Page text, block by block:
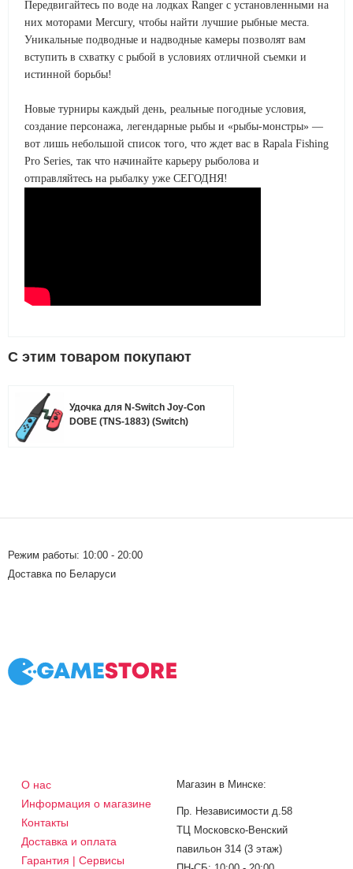
Передвигайтесь по воде на лодках Ranger с установленными на
них моторами Mercury, чтобы найти лучшие рыбные места.
Уникальные подводные и надводные камеры позволят вам
вступить в схватку с рыбой в условиях отличной съемки и
истинной борьбы!
Новые турниры каждый день, реальные погодные условия,
создание персонажа, легендарные рыбы и «рыбы-монстры» —
вот лишь небольшой список того, что ждет вас в Rapala Fishing
Pro Series, так что начинайте карьеру рыболова и
отправляйтесь на рыбалку уже СЕГОДНЯ!
C этим товаром покупают
Удочка для N-Switch Joy-Con
DOBE (TNS-1883) (Switch)
Режим работы: 10:00 - 20:00
Доставка по Беларуси
О нас
Информация о магазине
Контакты
Доставка и оплата
Гарантия | Сервисы
Магазин в Минске:
Пр. Независимости д.58
ТЦ Московско-Венский
павильон 314 (3 этаж)